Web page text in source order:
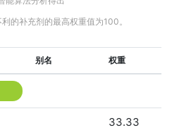
的补充剂的最高权重值为100。
别名 权重
33.33